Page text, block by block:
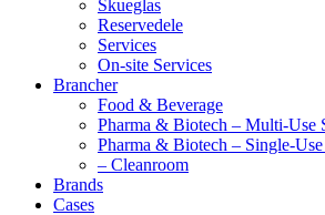
Skueglas
Reservedele
Services
On-site Services
Brancher
Food & Beverage
Pharma & Biotech – Multi-Use
Pharma & Biotech – Single-
– Cleanroom
Brands
Cases